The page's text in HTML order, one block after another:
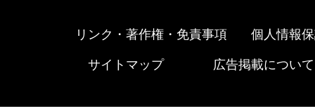
リンク・著作権・免責事項 個人情報
サイトマップ 広告掲載について